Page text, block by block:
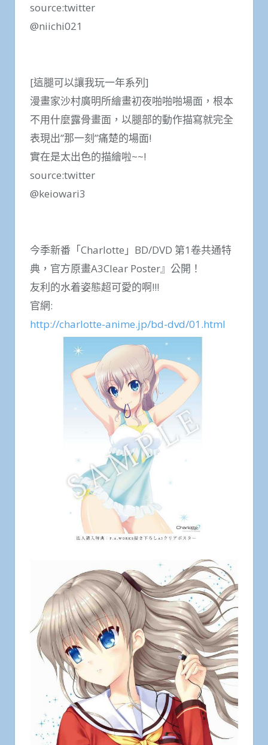
source:twitter
@niichi021
[這腿可以讓我玩一年系列]
漫畫家沙村廣明所繪畫初夜啪啪啪場面，根本
不用什麼露骨畫面，以腿部的動作描寫就完全
表現出”那一刻”痛楚的場面!
實在是太出色的描繪啦~~!
source:twitter
@keiowari3
今季新番「Charlotte」BD/DVD 第1卷共通特
典，官方原畫A3Clear Poster』公開！
友利的水着姿態超可愛的啊!!!
官網:
http://charlotte-anime.jp/bd-dvd/01.html